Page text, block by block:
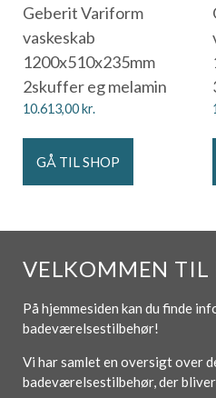
Geberit Variform
vaskeskab
1200x510x235mm
2skuffer eg melamin
10.613,00kr.
GÅ TIL SHOP
VELKOMMEN TIL
På hjemmesiden kan du finde
badeværelsestilbehør!
Vi har samlet en oversigt over
badeværelsestilbehør, der